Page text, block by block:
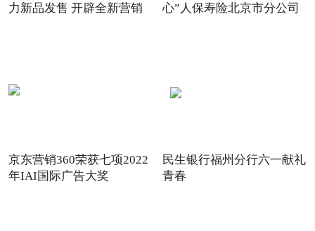
力新品发售 开辟全新营销
心”人保寿险北京市分公司
京东营销360荣获七项2022
年IAI国际广告大奖
民生银行福州分行六一献礼
青春